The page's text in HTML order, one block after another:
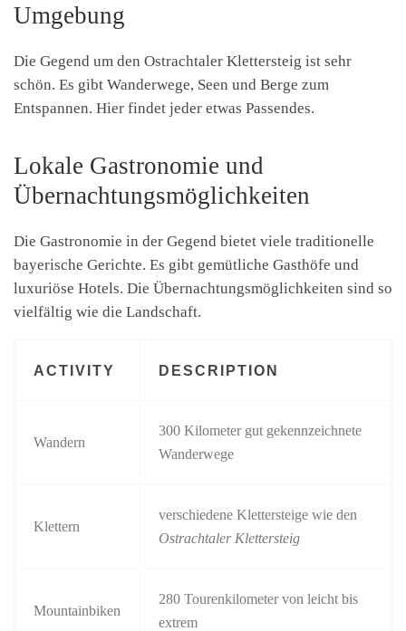
Umgebung
Die Gegend um den Ostrachtaler Klettersteig ist sehr
schön. Es gibt Wanderwege, Seen und Berge zum
Entspannen. Hier findet jeder etwas Passendes.
Lokale Gastronomie und
Übernachtungsmöglichkeiten
Die Gastronomie in der Gegend bietet viele traditionelle
bayerische Gerichte. Es gibt gemütliche Gasthöfe und
luxuriöse Hotels. Die Übernachtungsmöglichkeiten sind so
vielfältig wie die Landschaft.
ACTIVITY DESCRIPTION
Wandern
300 Kilometer gut gekennzeichnete
Wanderwege
Klettern
verschiedene Klettersteige wie den
Ostrachtaler Klettersteig
Mountainbiken
280 Tourenkilometer von leicht bis
extrem